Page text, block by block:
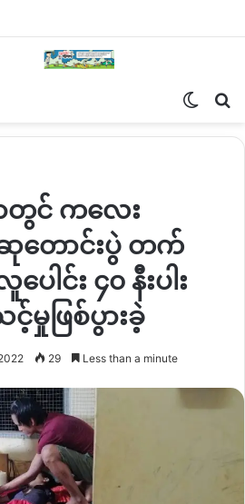
တွင် ကလေး
တောင်းပွဲ တက်
ါင်း ၄၀ နီးပါး
ဖြစ်ပွားခဲ့
29 Less than a minute